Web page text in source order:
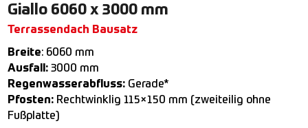
Giallo 6060 x 3000 mm
Terrassendach Bausatz
Breite: 6060 mm
Ausfall: 3000 mm
Regenwasserabfluss: Gerade*
Pfosten: Rechtwinklig 115×150 mm (zweiteilig ohne
Fußplatte)